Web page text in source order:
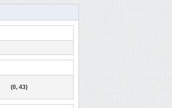
(0, 43)